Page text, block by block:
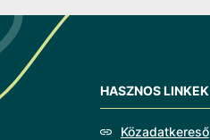
HASZNOS LINKEK
Közadatkereső